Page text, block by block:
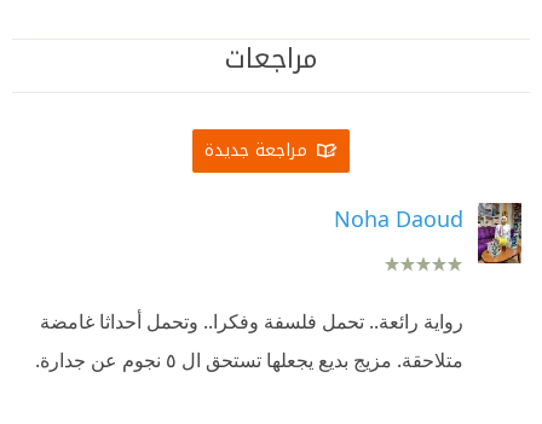
مراجعات
مراجعة جديدة
Noha Daoud
رواية رائعة.. تحمل فلسفة وفكرا.. وتحمل أحداثا غامضة
متلاحقة. مزيج بديع يجعلها تستحق ال ٥ نجوم عن جدارة.